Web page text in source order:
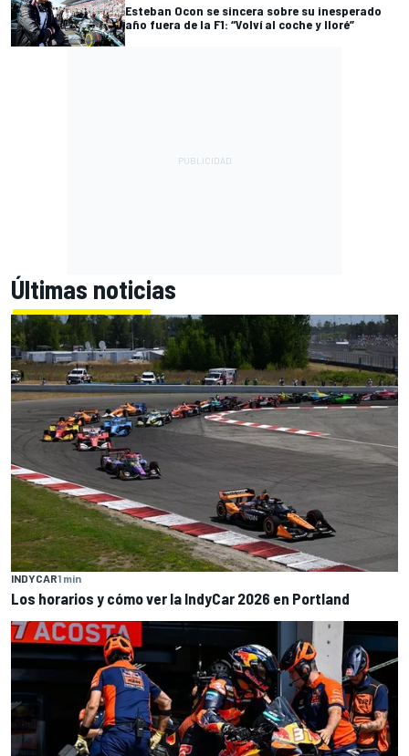
Esteban Ocon se sincera sobre su inesperado
año fuera de la F1: “Volví al coche y lloré”
Últimas noticias
INDYCAR1 min
Los horarios y cómo ver la IndyCar 2026 en Portland